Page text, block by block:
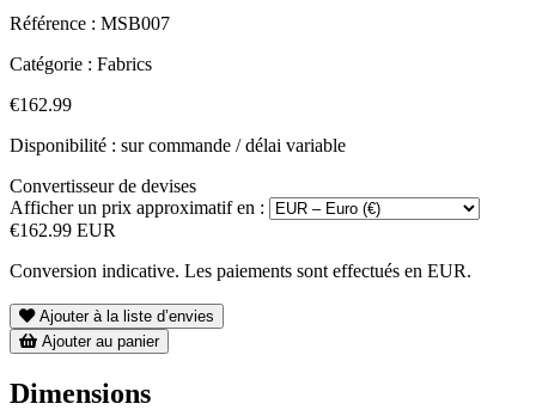
Référence : MSB007
Catégorie : Fabrics
€162.99
Disponibilité : sur commande / délai variable
Convertisseur de devises
Afficher un prix approximatif en :
€162.99 EUR
Conversion indicative. Les paiements sont effectués en EUR.
Ajouter à la liste d’envies
Ajouter au panier
Dimensions